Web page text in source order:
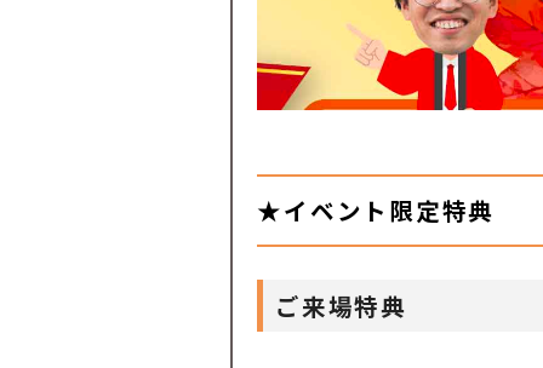
★イベント限定特典
ご来場特典